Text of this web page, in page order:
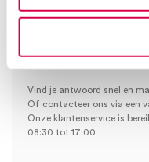
Heb je een
Vind je antwoord snel en
Of contacteer ons via een
Onze klantenservice is
08:30 tot 17:00